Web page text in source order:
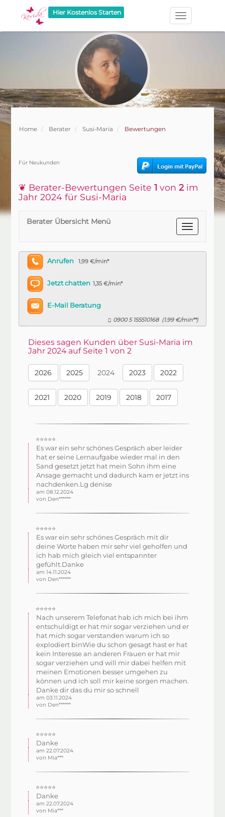
Hier Kostenlos Starten
Home Berater Susi-Maria Bewertungen
Für Neukunden
❦ Berater-Bewertungen Seite1 von2 im
Jahr 2024 für Susi-Maria
Berater Übersicht Menü
Anrufen 1,99 €/min*
Jetzt chatten 1,35 €/min*
E-Mail Beratung
0900 5 155510168(1.99 €/min**)
Dieses sagen Kunden über Susi-Maria im
Jahr 2024 auf Seite 1 von 2
2026 2025 2024 2023 2022
2021 2020 2019 2018 2017
⭐⭐⭐⭐⭐
Es war ein sehr schönes Gespräch aber leider
hat er seine Lernaufgabe wieder mal in den
Sand gesetzt jetzt hat mein Sohn ihm eine
Ansage gemacht und dadurch kam er jetzt ins
nachdenken.Lg denise
am 08.12.2024
von Den******
⭐⭐⭐⭐⭐
Es war ein sehr schönes Gespräch mit dir
deine Worte haben mir sehr viel geholfen und
ich hab mich gleich viel entspannter
gefühlt.Danke
am 14.11.2024
von Den******
⭐⭐⭐⭐⭐
Nach unserem Telefonat hab ich mich bei ihm
entschuldigt er hat mir sogar verziehen und er
hat mich sogar verstanden warum ich so
explodiert binWie du schon gesagt hast er hat
kein Interesse an anderen Frauen er hat mir
sogar verziehen und will mir dabei helfen mit
meinen Emotionen besser umgehen zu
können und ich soll mir keine sorgen machen.
Danke dir das du mir so schnell
am 03.11.2024
von Den******
⭐⭐⭐⭐⭐
Danke
am 22.07.2024
von Mia***
⭐⭐⭐⭐⭐
Danke
am 22.07.2024
von Mia***